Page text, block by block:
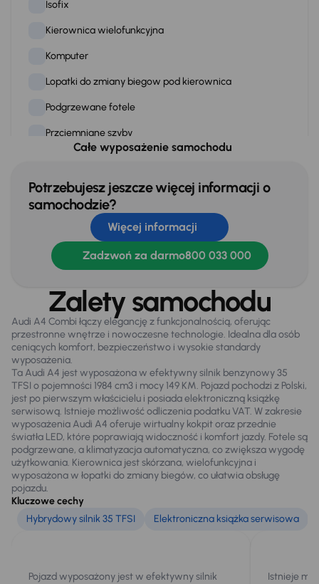
Isofix
Kierownica wielofunkcyjna
Komputer
Lopatki do zmiany biegow pod kierownica
Podgrzewane fotele
Przciemniane szyby
Stereo
Stop Start systém
Tempomat
WSP. KIEROWNICY
Na zewnątrz
Bezkluczowe otwieranie auta
Czujniki parkowania prz. i tył
El. otwierany bagażnik
Elektr. składane lusterka
Oryginalne Alufelgi
Przednie światła LED
Relingi dachowe
Całe wyposażenie samochodu
Potrzebujesz jeszcze więcej informacji o
samochodzie?
Więcej informacji
Zadzwoń za darmo800 033 000
Zalety samochodu
Audi A4 Combi łączy elegancję z funkcjonalnością, oferując
przestronne wnętrze i nowoczesne technologie. Idealna dla osób
ceniących komfort, bezpieczeństwo i wysokie standardy
wyposażenia.
Ta Audi A4 jest wyposażona w efektywny silnik benzynowy 35
TFSI o pojemności 1984 cm3 i mocy 149 KM. Pojazd pochodzi z Polski,
jest po pierwszym właścicielu i posiada elektroniczną książkę
serwisową. Istnieje możliwość odliczenia podatku VAT. W zakresie
wyposażenia Audi A4 oferuje wirtualny kokpit oraz przednie
światła LED, które poprawiają widoczność i komfort jazdy. Fotele są
podgrzewane, a klimatyzacja automatyczna, co zwiększa wygodę
użytkowania. Kierownica jest skórzana, wielofunkcyjna i
wyposażona w łopatki do zmiany biegów, co ułatwia obsługę
pojazdu.
Kluczowe cechy
Hybrydowy silnik 35 TFSI
Elektroniczna książka serwisowa
Pojazd wyposażony jest w efektywny silnik
Istnieje